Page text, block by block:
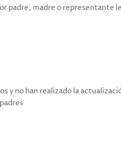
padre, madre o representante
y no han realizado la